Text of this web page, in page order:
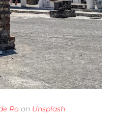
Ro on Unsplash